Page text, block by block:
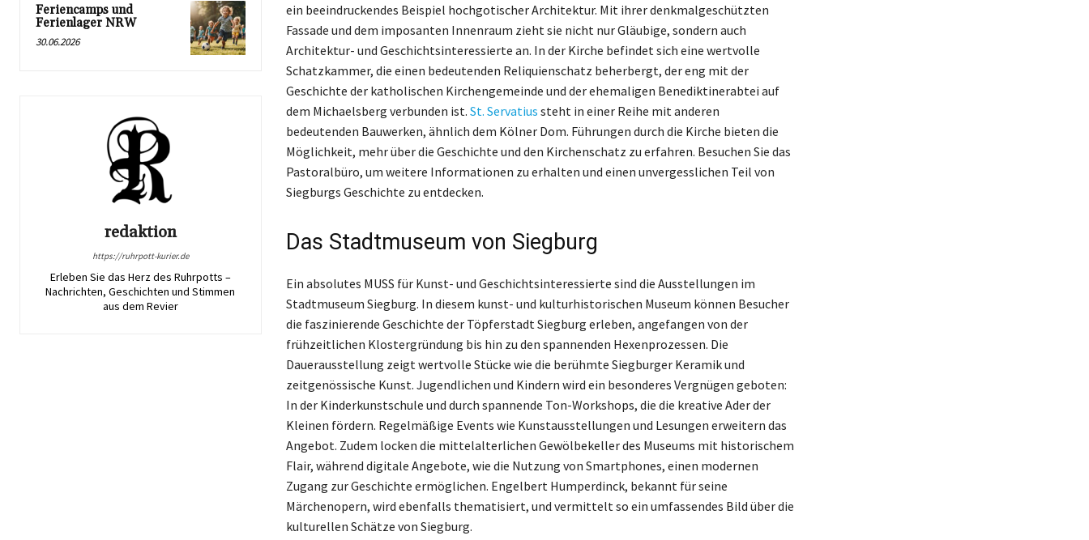
Feriencamps und
Ferienlager NRW
30.06.2026
redaktion
https://ruhrpott-kurier.de
Erleben Sie das Herz des Ruhrpotts –
Nachrichten, Geschichten und Stimmen
aus dem Revier
ein beeindruckendes Beispiel hochgotischer Architektur. Mit ihrer denkmalgeschützten
Fassade und dem imposanten Innenraum zieht sie nicht nur Gläubige, sondern auch
Architektur- und Geschichtsinteressierte an. In der Kirche befindet sich eine wertvolle
Schatzkammer, die einen bedeutenden Reliquienschatz beherbergt, der eng mit der
Geschichte der katholischen Kirchengemeinde und der ehemaligen Benediktinerabtei auf
dem Michaelsberg verbunden ist. St. Servatius steht in einer Reihe mit anderen
bedeutenden Bauwerken, ähnlich dem Kölner Dom. Führungen durch die Kirche bieten die
Möglichkeit, mehr über die Geschichte und den Kirchenschatz zu erfahren. Besuchen Sie das
Pastoralbüro, um weitere Informationen zu erhalten und einen unvergesslichen Teil von
Siegburgs Geschichte zu entdecken.
Das Stadtmuseum von Siegburg
Ein absolutes MUSS für Kunst- und Geschichtsinteressierte sind die Ausstellungen im
Stadtmuseum Siegburg. In diesem kunst- und kulturhistorischen Museum können Besucher
die faszinierende Geschichte der Töpferstadt Siegburg erleben, angefangen von der
frühzeitlichen Klostergründung bis hin zu den spannenden Hexenprozessen. Die
Dauerausstellung zeigt wertvolle Stücke wie die berühmte Siegburger Keramik und
zeitgenössische Kunst. Jugendlichen und Kindern wird ein besonderes Vergnügen geboten:
In der Kinderkunstschule und durch spannende Ton-Workshops, die die kreative Ader der
Kleinen fördern. Regelmäßige Events wie Kunstausstellungen und Lesungen erweitern das
Angebot. Zudem locken die mittelalterlichen Gewölbekeller des Museums mit historischem
Flair, während digitale Angebote, wie die Nutzung von Smartphones, einen modernen
Zugang zur Geschichte ermöglichen. Engelbert Humperdinck, bekannt für seine
Märchenopern, wird ebenfalls thematisiert, und vermittelt so ein umfassendes Bild über die
kulturellen Schätze von Siegburg.